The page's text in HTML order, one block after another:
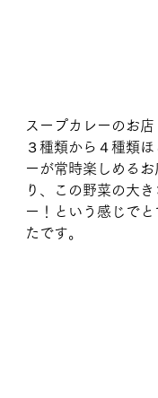
スープカレーのお店
３種類から４種類
ーが常時楽しめる
り、この野菜の大
ー！という感じで
たです。